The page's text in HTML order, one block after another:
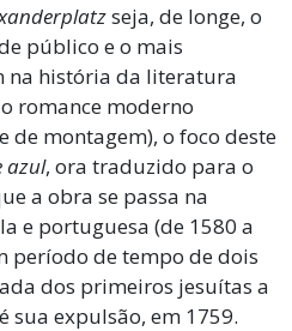
seja, de longe, o
público e o mais
na história da literatura
romance moderno
de montagem), o foco deste
azul, ora traduzido para o
a obra se passa na
e portuguesa (de 1580 a
período de tempo de dois
dos primeiros jesuítas a
sua expulsão, em 1759.